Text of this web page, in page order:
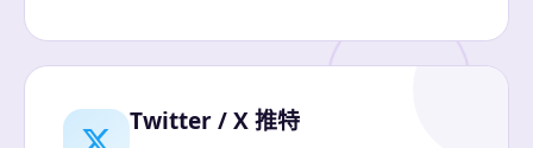
Twitter / X 推特